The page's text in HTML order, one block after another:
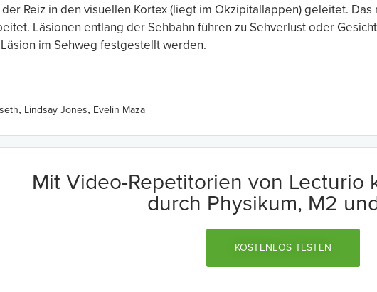
Reiz in den visuellen Kortex (liegt im Okzipitallappen) geleitet.
Läsionen entlang der Sehbahn führen zu Sehverlust oder
im Sehweg festgestellt werden.
, Lindsay Jones, Evelin Maza
Mit Video-Repetitorien von Lecturio
durch Physikum, M2
KOSTENLOS TESTEN